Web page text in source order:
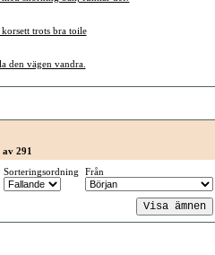
trots bra toile
den vägen vandra.
291
Sorteringsordning Från